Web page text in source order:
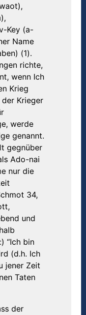
Key (a-
Name
(1).
richte,
wenn Ich
Krieg
Krieger
werde
genannt.
gegnüber
Ado-nai
nur die
34,
und
“Ich bin
(d.h. Ich
jener Zeit
Taten
der